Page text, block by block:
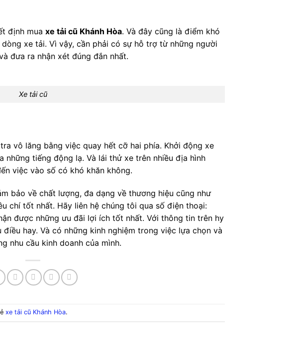
định mua xe tải cũ Khánh Hòa. Và đây cũng là điểm khó
xe tải. Vì vậy, cần phải có sự hỗ trợ từ những người
đưa ra nhận xét đúng đắn nhất.
Xe tải cũ
vô lăng bằng việc quay hết cỡ hai phía. Khởi động xe
những tiếng động lạ. Và lái thử xe trên nhiều địa hình
việc vào số có khó khăn không.
bảo về chất lượng, đa dạng về thương hiệu cũng như
chí tốt nhất. Hãy liên hệ chúng tôi qua số điện thoại:
được những ưu đãi lợi ích tốt nhất. Với thông tin trên hy
hay. Và có những kinh nghiệm trong việc lựa chọn và
nhu cầu kinh doanh của mình.
xe tải cũ Khánh Hòa.